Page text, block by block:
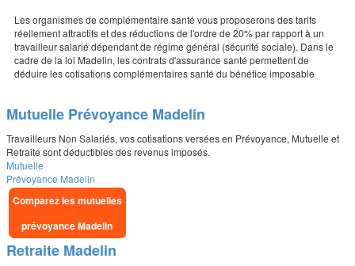
Les organismes de complémentaire santé vous proposerons des tarifs
réellement attractifs et des réductions de l'ordre de 20% par rapport à un
travailleur salarié dépendant de régime général (sécurité sociale). Dans le
cadre de la loi Madelin, les contrats d'assurance santé permettent de
déduire les cotisations complémentaires santé du bénéfice imposable
Mutuelle Prévoyance Madelin
Travailleurs Non Salariés, vos cotisations versées en Prévoyance, Mutuelle et
Retraite sont déductibles des revenus imposés.
Mutuelle
Prévoyance Madelin
Comparez les mutuelles
prévoyance Madelin
Retraite Madelin